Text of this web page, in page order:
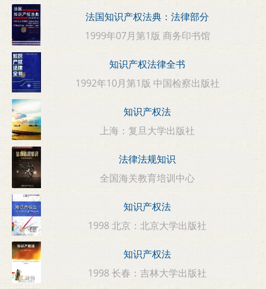
法国知识产权法典：法律部分
1999年07月第1版 商务印书馆
知识产权法律全书
1992年10月第1版 中国检察出版社
知识产权法
上海：复旦大学出版社
法律法规知识
全国海关教育培训中心
知识产权法
1998 北京：北京大学出版社
知识产权法
1998 长春：吉林大学出版社